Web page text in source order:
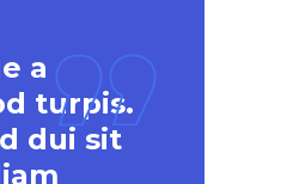
a
turpis.
dui sit